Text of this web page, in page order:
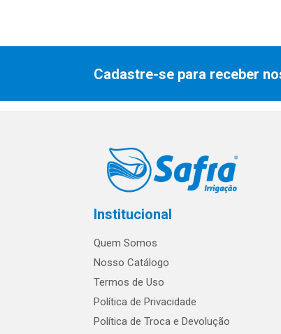
Cadastre-se para receber
Institucional
Quem Somos
Nosso Catálogo
Termos de Uso
Política de Privacidade
Política de Troca e Devolução